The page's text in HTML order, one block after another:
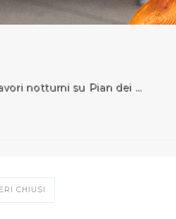
su Pian dei Giullari (Firenze)
CHIUSI